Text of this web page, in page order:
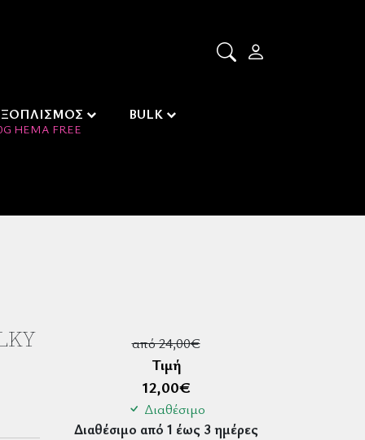
BULK
HEMA FREE
από 24,00€
Τιμή
12,00€
Διαθέσιμο
Διαθέσιμο από 1 έως 3 ημέρες